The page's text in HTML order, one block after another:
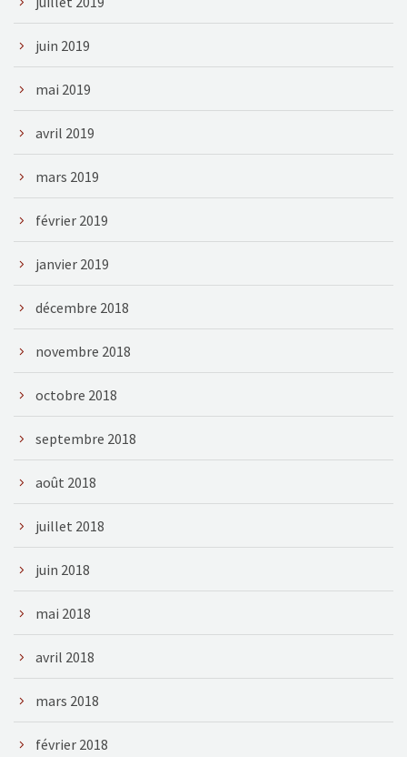
juin 2019
mai 2019
avril 2019
mars 2019
février 2019
janvier 2019
décembre 2018
novembre 2018
octobre 2018
septembre 2018
août 2018
juillet 2018
juin 2018
mai 2018
avril 2018
mars 2018
février 2018